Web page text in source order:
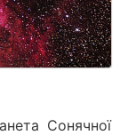
Сонячної